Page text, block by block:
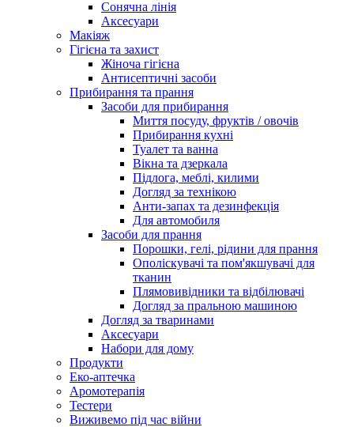
Сонячна лінія
Аксесуари
Макіяж
Гігієна та захист
Жіноча гігієна
Антисептичні засоби
Прибирання та прання
Засоби для прибирання
Миття посуду, фруктів / овочів
Прибирання кухні
Туалет та ванна
Вікна та дзеркала
Підлога, меблі, килими
Догляд за технікою
Анти-запах та дезинфекція
Для автомобиля
Засоби для прання
Порошки, гелі, рідини для прання
Ополіскувачі та пом'якшувачі для
тканин
Плямовивідники та відбілювачі
Догляд за пральною машиною
Догляд за тваринами
Аксесуари
Набори для дому
Продукти
Еко-аптечка
Аромотерапія
Тестери
Виживемо під час війни